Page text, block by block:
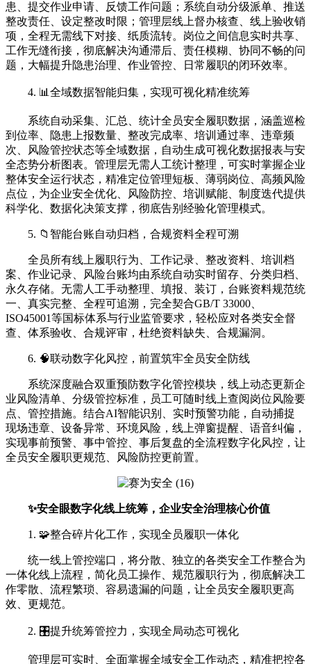
患、提交作业申请、反馈工作问题；系统自动分级派单、推送
整改责任、设定整改时限；管理层线上督办核查、线上验收销
项，全程无需线下对接、纸质流转。岗位之间信息实时共享、
工作无缝衔接，彻底解决沟通滞后、责任模糊、协同不畅的问
题，大幅提升隐患治理、作业管控、日常履职的闭环效率。
4. 📊全域数据智能归集，实现可视化精准统筹
系统自动采集、汇总、统计全员安全履职数据，涵盖巡检
到位率、隐患上报数量、整改完成率、培训通过率、违章频
次、风险管控状态等全域数据，自动生成可视化数据报表与安
全态势分析图表。管理层无需人工统计整理，可实时掌握企业
整体安全运行状态，精准定位管理短板、薄弱岗位、高频风险
点位，为企业安全优化、风险防控、培训赋能、制度迭代提供
科学化、数据化决策支撑，彻底告别经验化管理模式。
5. 📁智能台账自动归档，合规资料全程可溯
全员所有线上履职行为、工作记录、整改资料、培训档
案、作业记录、风险台账均由系统自动实时留存、分类归档、
永久存储。无需人工手动整理、填报、装订，台账资料规范统
一、真实完整、全程可追溯，完全契合GB/T 33000、
ISO45001等国标体系与行业监管要求，轻松应对各类安全督
查、体系验收、合规评审，杜绝资料缺失、合规漏洞。
6. 🧠联动数字化风控，前置筑牢全员安全防线
系统深度融合双重预防数字化管控模块，线上动态更新企
业风险清单、分级管控标准，员工可随时线上查阅岗位风险要
点、管控措施。结合AI智能识别、实时预警功能，自动捕捉
现场违章、设备异常、环境风险，线上弹窗提醒、语音纠偏，
实现事前预警、事中管控、事后复盘的全流程数字化风控，让
全员安全履职更规范、风险防控更前置。
✨安全眼数字化线上统筹，企业安全治理核心价值
1. 🧩整合碎片化工作，实现全员履职一体化
统一线上管控端口，将分散、独立的各类安全工作整合为
一体化线上流程，简化员工操作、规范履职行为，彻底解决工
作零散、流程繁琐、容易遗漏的问题，让全员安全履职更高
效、更规范。
2. 🎛️提升统筹管控力，实现全局动态可视化
管理层可实时、全面掌握全域安全工作动态，精准把控各